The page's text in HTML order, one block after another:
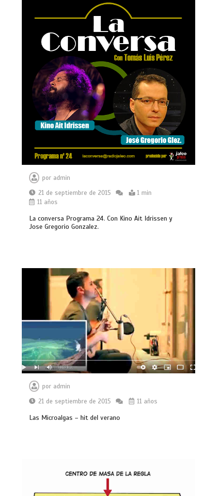
por admin
21 de septiembre de 2015
1 min
11 años
La conversa Programa 24. Con Kino Ait Idrissen y
Jose Gregorio Gonzalez.
por admin
21 de septiembre de 2015
11 años
Las Microalgas – hit del verano